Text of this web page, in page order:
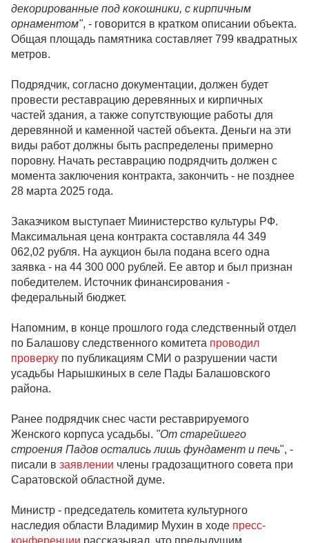
декорированные под кокошники, с кирпичным
орнаментом", - говорится в кратком описании объекта.
Общая площадь памятника составляет 799 квадратных
метров.
Подрядчик, согласно документации, должен будет
провести реставрацию деревянных и кирпичных
частей здания, а также сопутствующие работы для
деревянной и каменной частей объекта. Деньги на эти
виды работ должны быть распределены примерно
поровну. Начать реставрацию подрядчить должен с
момента заключения контракта, закончить - не позднее
28 марта 2025 года.
Заказчиком выступает Миинистерство культуры РФ.
Максимальная цена контракта составляла 44 349
062,02 рубля. На аукцион была подана всего одна
заявка - на 44 300 000 рублей. Ее автор и был признан
победителем. Источник финансирования -
федеральный бюджет.
Напомним, в конце прошлого года следственный отдел
по Балашову следственного комитета проводил
проверку по публикациям СМИ о разрушении части
усадьбы Нарышкиных в селе Пады Балашовского
района.
Ранее подрядчик снес части реставрируемого
Женского корпуса усадьбы. "От старейшего
строения Падов остались лишь фундамент и печь", -
писали в заявлении члены градозащитного совета при
Саратовской областной думе.
Министр - председатель комитета культурного
наследия области Владимир Мухин в ходе пресс-
конференции рассказывал, что предыдущим